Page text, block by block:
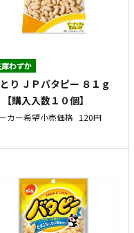
わずか
り ＪＰバタピー ８１ｇ
購入入数１０個】
カー希望小売価格 120円